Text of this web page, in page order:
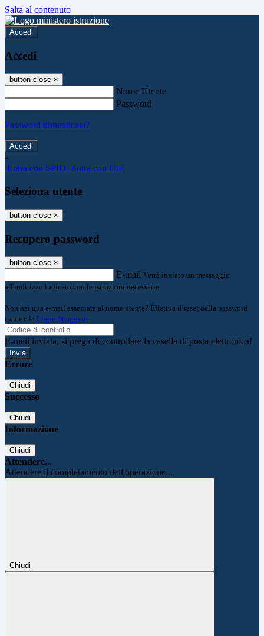
Salta al contenuto
Accedi
Accedi
button close ×
Nome Utente
Password
Password dimenticata?
-
Entra con SPID Entra con CIE
Seleziona utente
button close ×
Recupero password
button close ×
E-mail Verrà inviato un messaggio
all'indirizzo indicato con le istruzioni necessarie.
Non hai una e-mail associata al nome utente? Effettua il reset della password
tramite la Login Spaggiari
E-mail inviata, si prega di controllare la casella di posta elettronica!
Errore
Chiudi
Successo
Chiudi
Informazione
Chiudi
Attendere...
Attendere il completamento dell'operazione...
Chiudi